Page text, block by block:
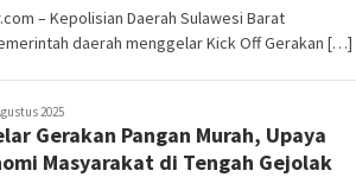
– Kepolisian Daerah Sulawesi Barat
daerah menggelar Kick Off Gerakan […]
2025
Gerakan Pangan Murah, Upaya
Masyarakat di Tengah Gejolak